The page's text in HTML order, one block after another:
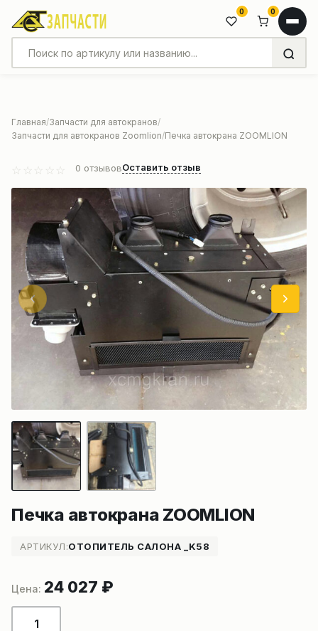
0 0
Главная Запчасти для автокранов
Запчасти для автокранов Zoomlion Печка автокрана ZOOMLION
0 отзывовОставить отзыв
Печка автокрана ZOOMLION
АРТИКУЛ:ОТОПИТЕЛЬ САЛОНА _K58
24 027 ₽